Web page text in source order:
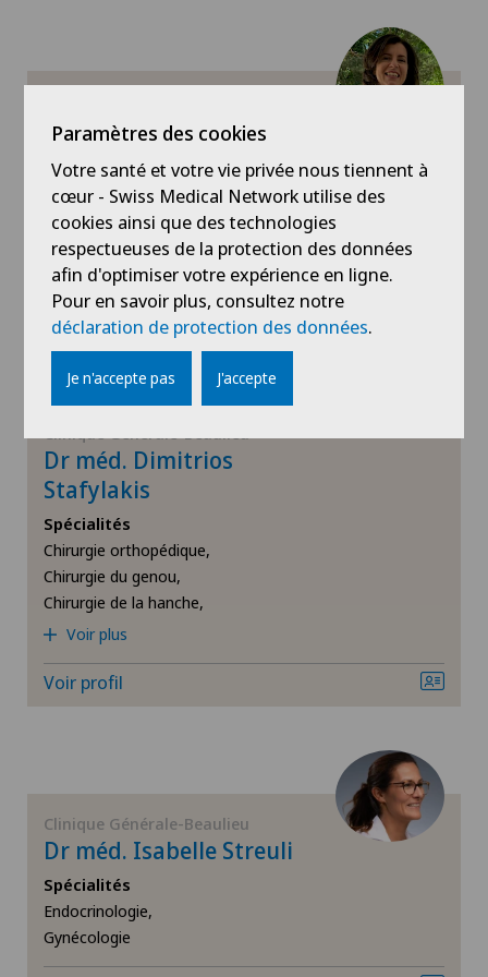
Endocrinologie
Endométriose
Gastroentérologie et hépatologie
Greffe de cornée
Gynécologie
Hématologie
Infectiologie
IRM
Mako
Maladies des reins et des voies urinaires
Médecine interne générale
Médecine nucléaire
Dr méd. Viviane Soravia-
Dunand
Spécialités
Médecine interne générale,
Infectiologie
Voir profil
Clinique Générale-Beaulieu
Dr méd. Dimitrios
Stafylakis
Spécialités
Chirurgie orthopédique,
Chirurgie du genou,
Chirurgie de la hanche,
Voir plus
Voir profil
Clinique Générale-Beaulieu
Dr méd. Isabelle Streuli
Spécialités
Endocrinologie,
Gynécologie
Paramètres des cookies
Votre santé et votre vie privée nous tiennent à
cœur - Swiss Medical Network utilise des
cookies ainsi que des technologies
respectueuses de la protection des données
afin d'optimiser votre expérience en ligne.
Pour en savoir plus, consultez notre
déclaration de protection des données.
Je n'accepte pas J'accepte